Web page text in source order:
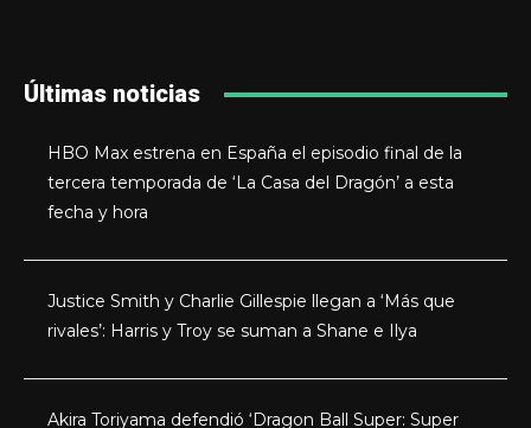
Últimas noticias
HBO Max estrena en España el episodio final de la
tercera temporada de ‘La Casa del Dragón’ a esta
fecha y hora
Justice Smith y Charlie Gillespie llegan a ‘Más que
rivales’: Harris y Troy se suman a Shane e Ilya
Akira Toriyama defendió ‘Dragon Ball Super: Super